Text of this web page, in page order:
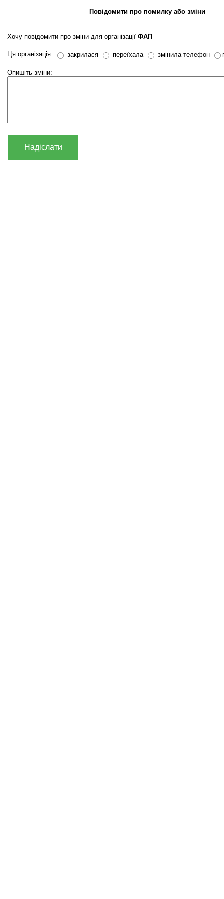
Повідомити про помилку або зміни
Хочу повідомити про зміни для організації ФАП
Ця організація: закрилася переїхала змінила телефон
Опишіть зміни:
Надіслати